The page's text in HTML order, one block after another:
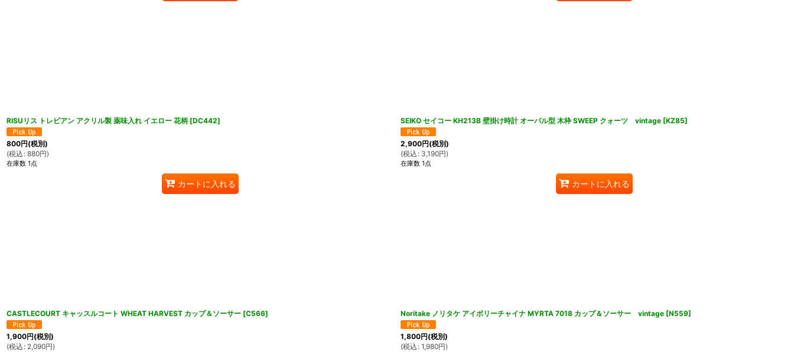
RISUリス トレビアン アクリル製 薬味入れ イエロー 花柄 [DC442]
800円(税別)
(税込 : 880円)
在庫数 1点
カートに入れる
SEIKO セイコー KH213B 壁掛け時計 オーバル型 木枠 SWEEP クォーツ vintage [KZ85]
2,900円(税別)
(税込 : 3,190円)
在庫数 1点
カートに入れる
CASTLECOURT キャッスルコート WHEAT HARVEST カップ＆ソーサー [C566]
1,900円(税別)
(税込 : 2,090円)
Noritake ノリタケ アイボリーチャイナ MYRTA 7018 カップ＆ソーサー vintage [N559]
1,800円(税別)
(税込 : 1,980円)